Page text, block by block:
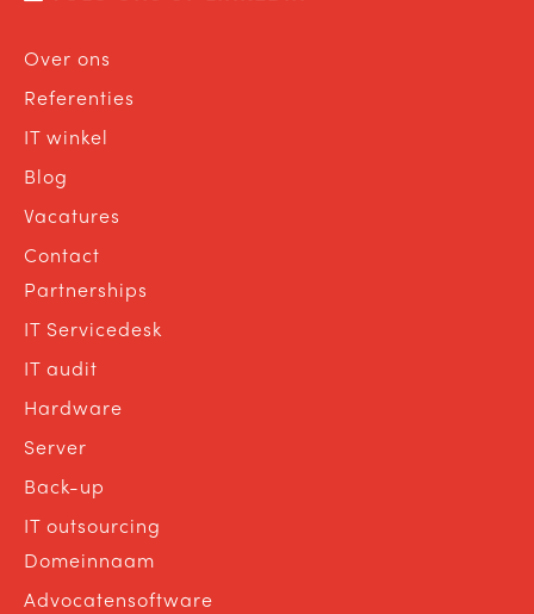
Over ons
Referenties
IT winkel
Blog
Vacatures
Contact
Partnerships
IT Servicedesk
IT audit
Hardware
Server
Back-up
IT outsourcing
Domeinnaam
Advocatensoftware